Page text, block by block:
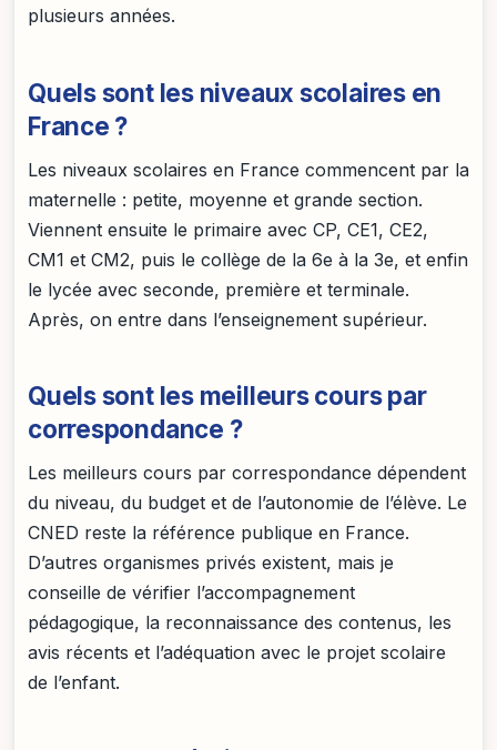
plusieurs années.
Quels sont les niveaux scolaires en
France ?
Les niveaux scolaires en France commencent par la
maternelle : petite, moyenne et grande section.
Viennent ensuite le primaire avec CP, CE1, CE2,
CM1 et CM2, puis le collège de la 6e à la 3e, et enfin
le lycée avec seconde, première et terminale.
Après, on entre dans l’enseignement supérieur.
Quels sont les meilleurs cours par
correspondance ?
Les meilleurs cours par correspondance dépendent
du niveau, du budget et de l’autonomie de l’élève. Le
CNED reste la référence publique en France.
D’autres organismes privés existent, mais je
conseille de vérifier l’accompagnement
pédagogique, la reconnaissance des contenus, les
avis récents et l’adéquation avec le projet scolaire
de l’enfant.